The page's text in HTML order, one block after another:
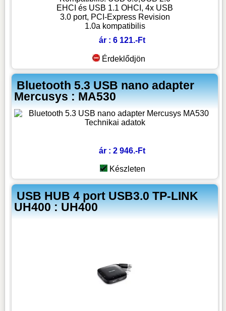
EHCI és USB 1.1 OHCI, 4x USB
3.0 port, PCI-Express Revision
1.0a kompatibilis
ár : 6 121.-Ft
Érdeklődjön
Bluetooth 5.3 USB nano adapter
Mercusys : MA530
ár : 2 946.-Ft
Készleten
USB HUB 4 port USB3.0 TP-LINK
UH400 : UH400